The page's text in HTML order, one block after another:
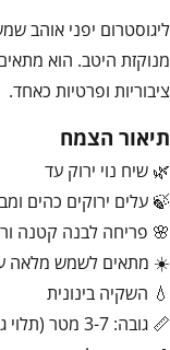
ליגוסטרום יפני אוהב
מנוקזת היטב. הוא
ציבוריות ופרטיות כאחד.
תיאור הצמח
🌿 שיח נוי ירוק עד
🍃 עלים ירוקים כהים
🌸 פריחה לבנה קטנה
☀️ מתאים לשמש מלאה
💧 השקיה בינונית
📏 גובה: 3-7 מטר (תלוי גיזום)